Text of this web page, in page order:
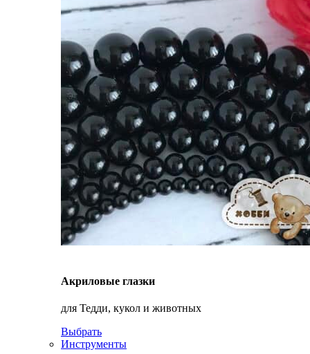
Акриловые глазки
для Тедди, кукол и животных
Выбрать
Инструменты